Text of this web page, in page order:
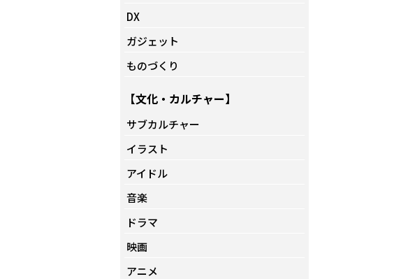
DX
ガジェット
ものづくり
【文化・カルチャー】
サブカルチャー
イラスト
アイドル
音楽
ドラマ
映画
アニメ